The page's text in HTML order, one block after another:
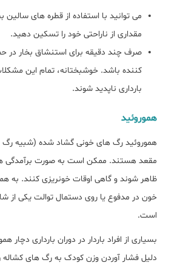
می توانید با استفاده از قطره های سالین
مقداری از ناراحتی خود را تسکین دهید.
صرف چند دقیقه برای استنشاق بخار در
کننده باشد. خوشبختانه، تمام این
بارداری ناپدید شوند.
هموروئید
هموروئید رگ های خونی گشاد شده (شبیه رگ
مقعد هستند. ممکن است به صورت برآمدگی
ظاهر شوند و گاهی اوقات خونریزی کنند. به
خون در مدفوع یا روی دستمال توالت یکی از
است.
بسیاری از افراد باردار در دوران بارداری
دلیل فشار آوردن وزن کودک به رگ های کشاله